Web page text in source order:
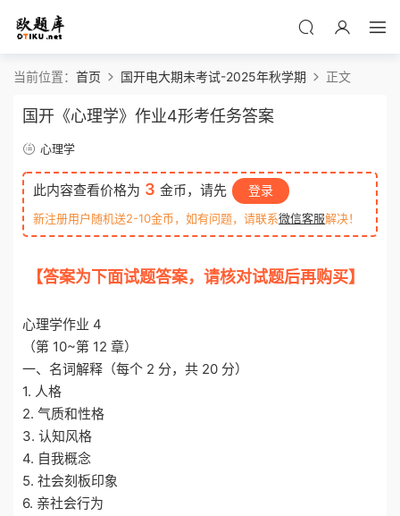
当前位置： 首页 国开电大期未考试-2025年秋学期 正文
国开《心理学》作业4形考任务答案
心理学
此内容查看价格为 3 金币，请先 登录
新注册用户随机送2-10金币，如有问题，请联系微信客服解决！
【答案为下面试题答案，请核对试题后再购买】
心理学作业 4
（第 10~第 12 章）
一、名词解释（每个 2 分，共 20 分）
1. 人格
2. 气质和性格
3. 认知风格
4. 自我概念
5. 社会刻板印象
6. 亲社会行为